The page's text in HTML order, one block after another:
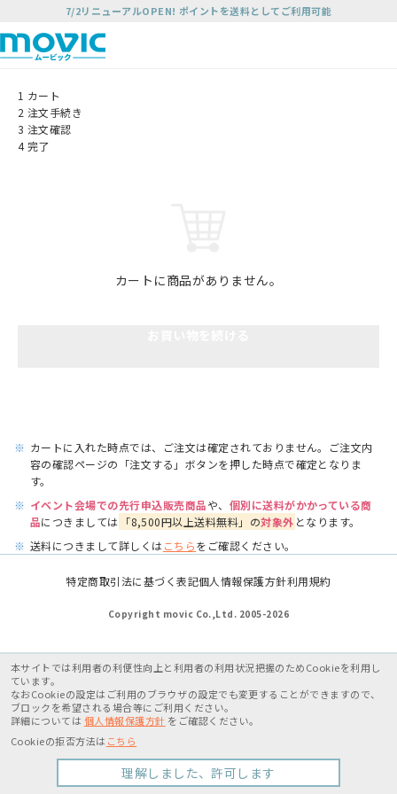
7/2リニューアルOPEN! ポイントを送料としてご利用可能
1 カート
2 注文手続き
3 注文確認
4 完了
カートに商品がありません。
※ カートに入れた時点では、ご注文は確定されておりません。ご注文内
容の確認ページの「注文する」ボタンを押した時点で確定となりま
す。
※ イベント会場での先行申込販売商品や、 個別に送料がかかっている商
品につきましては 「8,500円以上送料無料」の対象外 となります。
※ 送料につきまして詳しくはこちらをご確認ください。
特定商取引法に基づく表記個人情報保護方針利用規約
Copyright movic Co.,Ltd. 2005-2026
本サイトでは利用者の利便性向上と利用者の利用状況把握のためCookieを利用し
ています。
なおCookieの設定はご利用のブラウザの設定でも変更することができますので、
ブロックを希望される場合等にご利用ください。
詳細については 個人情報保護方針 をご確認ください。
Cookieの拒否方法は こちら
理解しました、許可します